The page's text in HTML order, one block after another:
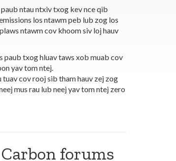
ntau ntxiv txog kev nce qib
los ntawm peb lub zog los
ntawm cov khoom siv loj hauv
paub txog hluav taws xob muab cov
yav tom ntej.
cov rooj sib tham hauv zej zog
mus rau lub neej yav tom ntej zero
forums